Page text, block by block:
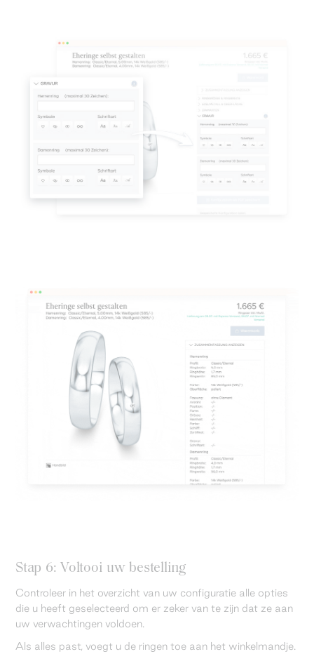
Stap 6: Voltooi uw bestelling
Controleer in het overzicht van uw configuratie alle opties
die u heeft geselecteerd om er zeker van te zijn dat ze aan
uw verwachtingen voldoen.
Als alles past, voegt u de ringen toe aan het winkelmandje.